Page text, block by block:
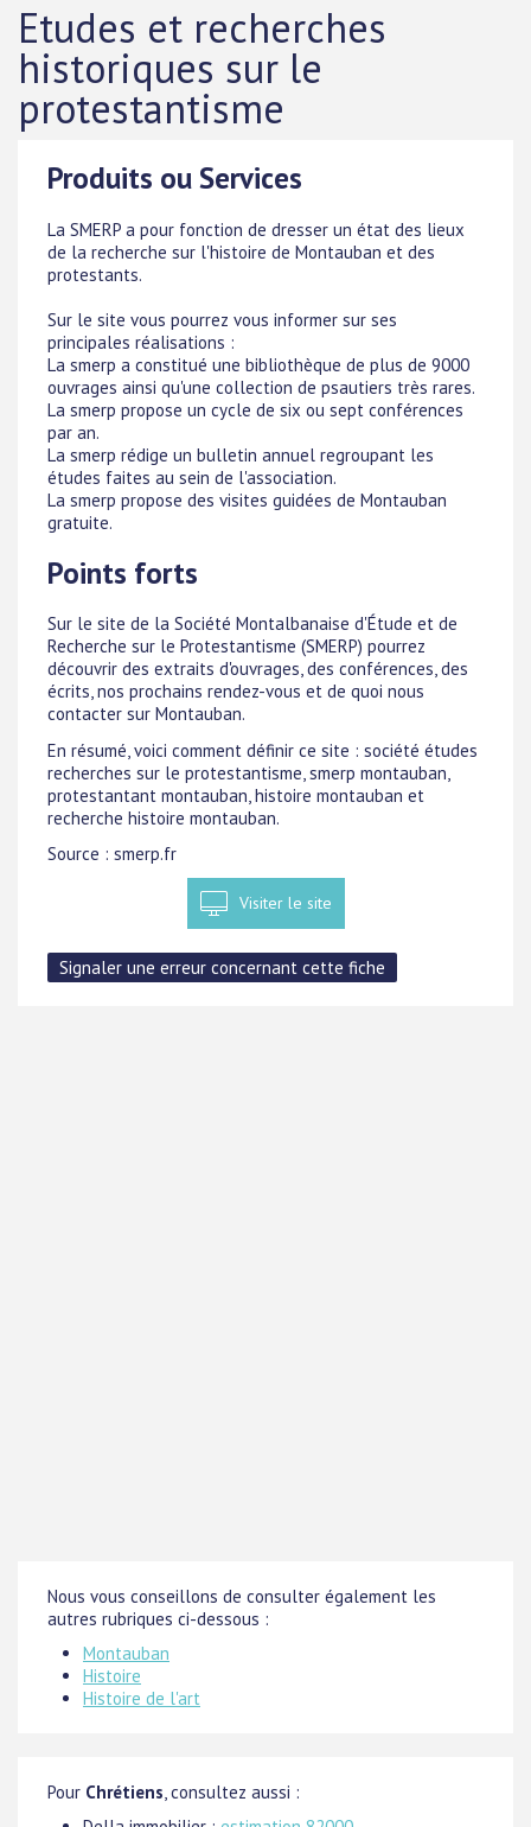
Etudes et recherches
historiques sur le
protestantisme
Produits ou Services
La SMERP a pour fonction de dresser un état des lieux
de la recherche sur l'histoire de Montauban et des
protestants.
Sur le site vous pourrez vous informer sur ses
principales réalisations :
La smerp a constitué une bibliothèque de plus de 9000
ouvrages ainsi qu'une collection de psautiers très rares.
La smerp propose un cycle de six ou sept conférences
par an.
La smerp rédige un bulletin annuel regroupant les
études faites au sein de l'association.
La smerp propose des visites guidées de Montauban
gratuite.
Points forts
Sur le site de la Société Montalbanaise d'Étude et de
Recherche sur le Protestantisme (SMERP) pourrez
découvrir des extraits d'ouvrages, des conférences, des
écrits, nos prochains rendez-vous et de quoi nous
contacter sur Montauban.
En résumé, voici comment définir ce site : société études
recherches sur le protestantisme, smerp montauban,
protestantant montauban, histoire montauban et
recherche histoire montauban.
Source : smerp.fr
Visiter le site
Nous vous conseillons de consulter également les
autres rubriques ci-dessous :
Montauban
Histoire
Histoire de l'art
Pour Chrétiens, consultez aussi :